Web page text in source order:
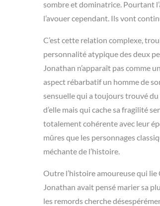
sombre et dominatrice. Pourtant
l’avouer cependant. Ils vont
C’est cette relation complexe,
personnalité atypique des deux
Jonathan n’apparaît pas comme
aspect rébarbatif un homme de
sensuelle qui a toujours trouvé du
d’elle mais qui cache sa fragilité
totalement cohérente avec leur
mûres que les personnages
méchante de l’histoire.
Outre l’histoire amoureuse qui lie
Jonathan avait pensé marier sa
les remords cherche